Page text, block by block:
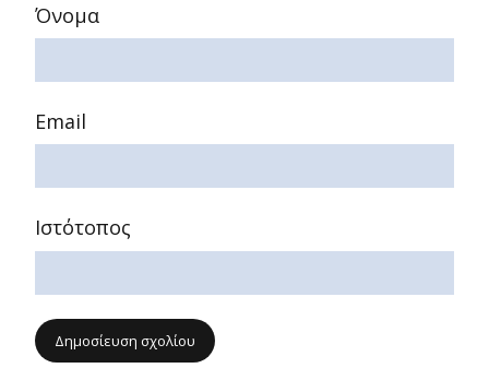
Όνομα
Email
Ιστότοπος